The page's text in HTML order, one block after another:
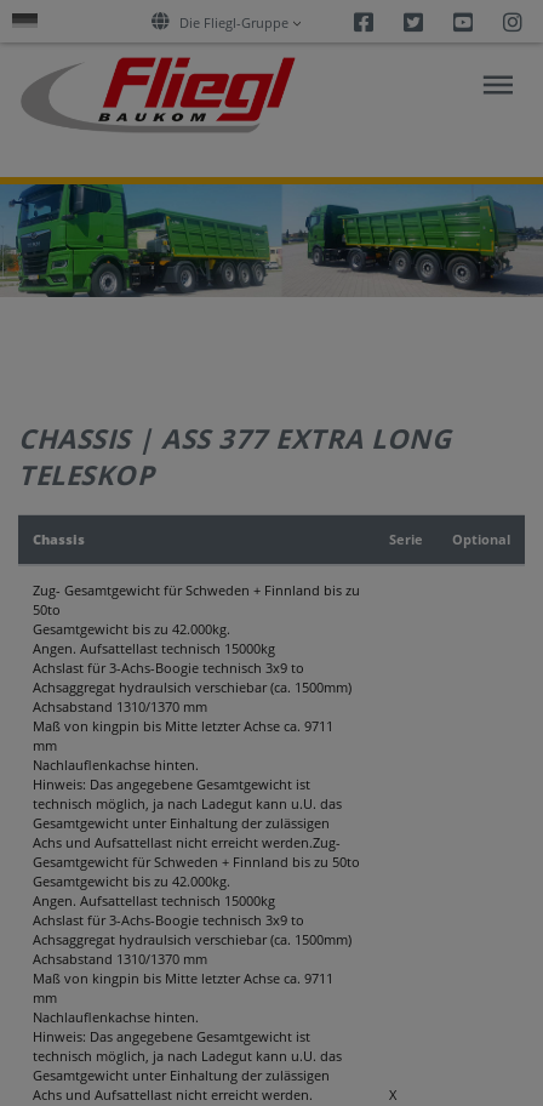
Die Fliegl-Gruppe Facebook
Twitter
FORSCHUNG
&
SERVICES
KONTAKT
CHASSIS | ASS 377 EXTRA LONG
TELESKOP
Chassis Serie Optional
Zug- Gesamtgewicht für Schweden + Finnland bis zu
50to
Gesamtgewicht bis zu 42.000kg.
Angen. Aufsattellast technisch 15000kg
Achslast für 3-Achs-Boogie technisch 3x9 to
Achsaggregat hydraulsich verschiebar (ca. 1500mm)
Achsabstand 1310/1370 mm
Maß von kingpin bis Mitte letzter Achse ca. 9711
mm
Nachlauflenkachse hinten.
Hinweis: Das angegebene Gesamtgewicht ist
technisch möglich, ja nach Ladegut kann u.U. das
Gesamtgewicht unter Einhaltung der zulässigen
Achs und Aufsattellast nicht erreicht werden.Zug-
Gesamtgewicht für Schweden + Finnland bis zu 50to
Gesamtgewicht bis zu 42.000kg.
Angen. Aufsattellast technisch 15000kg
Achslast für 3-Achs-Boogie technisch 3x9 to
Achsaggregat hydraulsich verschiebar (ca. 1500mm)
Achsabstand 1310/1370 mm
Maß von kingpin bis Mitte letzter Achse ca. 9711
mm
Nachlauflenkachse hinten.
Hinweis: Das angegebene Gesamtgewicht ist
technisch möglich, ja nach Ladegut kann u.U. das
Gesamtgewicht unter Einhaltung der zulässigen
Achs und Aufsattellast nicht erreicht werden.
X